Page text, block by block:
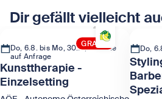
Dir gefällt vielleicht
GRATIS
Do, 6.8. bis Mo, 30.11., Termine
auf Anfrage
Kunsttherapie -
Einzelsetting
Do,